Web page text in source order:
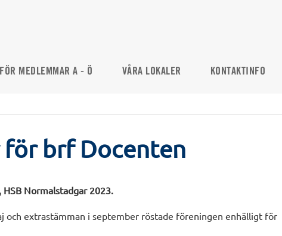
FÖR MEDLEMMAR A - Ö VÅRA LOKALER KONTAKTINFO
för brf Docenten
Normalstadgar 2023.
och extrastämman i september röstade föreningen enhälligt för